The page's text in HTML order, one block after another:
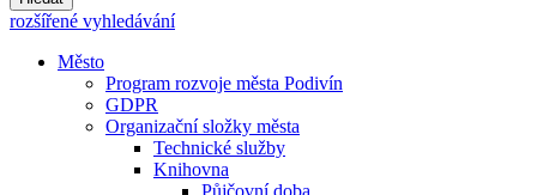
rozšířené vyhledávání
Město
Program rozvoje města Podivín
GDPR
Organizační složky města
Technické služby
Knihovna
Půjčovní doba